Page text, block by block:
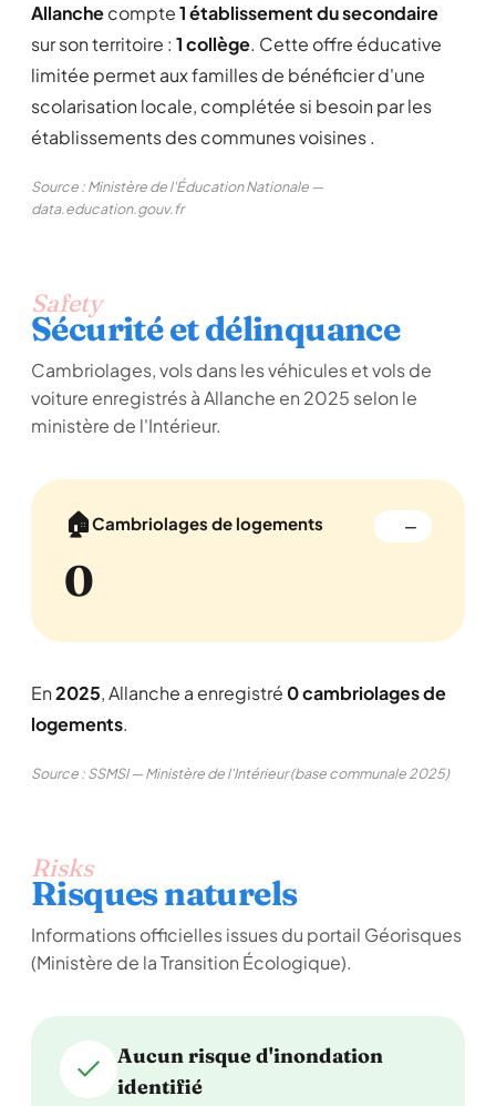
Allanchecompte1 établissement du secondaire
sur son territoire : 1 collège. Cette offre éducative
limitée permet aux familles de bénéficier d'une
scolarisation locale, complétée si besoin par les
établissements des communes voisines .
Source : Ministère de l'Éducation Nationale —
data.education.gouv.fr
Safety
Sécurité et délinquance
Cambriolages, vols dans les véhicules et vols de
voiture enregistrés à Allanche en 2025 selon le
ministère de l'Intérieur.
🏠Cambriolages de logements —
0
En2025, Allanche a enregistré 0 cambriolages de
logements.
Source : SSMSI — Ministère de l'Intérieur (base communale 2025)
Risks
Risques naturels
Informations officielles issues du portail Géorisques
(Ministère de la Transition Écologique).
Aucun risque d'inondation
identifié